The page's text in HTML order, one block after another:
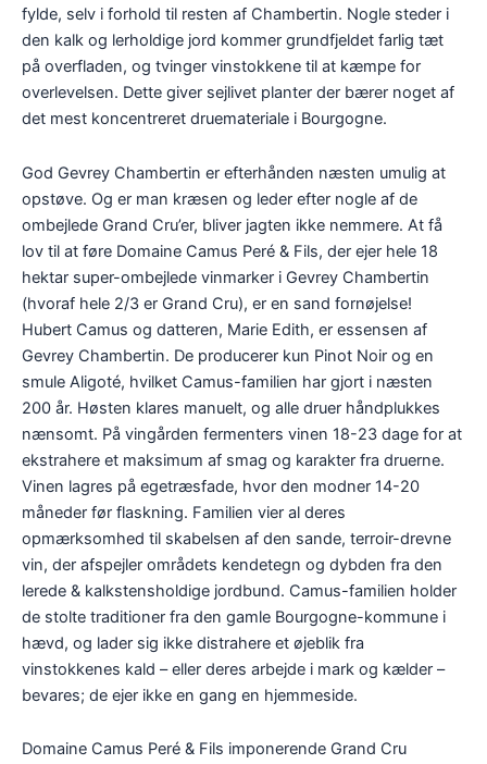
fylde, selv i forhold til resten af Chambertin. Nogle steder i
den kalk og lerholdige jord kommer grundfjeldet farlig tæt
på overfladen, og tvinger vinstokkene til at kæmpe for
overlevelsen. Dette giver sejlivet planter der bærer noget af
det mest koncentreret druemateriale i Bourgogne.
God Gevrey Chambertin er efterhånden næsten umulig at
opstøve. Og er man kræsen og leder efter nogle af de
ombejlede Grand Cru’er, bliver jagten ikke nemmere. At få
lov til at føre Domaine Camus Peré & Fils, der ejer hele 18
hektar super-ombejlede vinmarker i Gevrey Chambertin
(hvoraf hele 2/3 er Grand Cru), er en sand fornøjelse!
Hubert Camus og datteren, Marie Edith, er essensen af
Gevrey Chambertin. De producerer kun Pinot Noir og en
smule Aligoté, hvilket Camus-familien har gjort i næsten
200 år. Høsten klares manuelt, og alle druer håndplukkes
nænsomt. På vingården fermenters vinen 18-23 dage for at
ekstrahere et maksimum af smag og karakter fra druerne.
Vinen lagres på egetræsfade, hvor den modner 14-20
måneder før flaskning. Familien vier al deres
opmærksomhed til skabelsen af den sande, terroir-drevne
vin, der afspejler områdets kendetegn og dybden fra den
lerede & kalkstensholdige jordbund. Camus-familien holder
de stolte traditioner fra den gamle Bourgogne-kommune i
hævd, og lader sig ikke distrahere et øjeblik fra
vinstokkenes kald – eller deres arbejde i mark og kælder –
bevares; de ejer ikke en gang en hjemmeside.
Domaine Camus Peré & Fils imponerende Grand Cru